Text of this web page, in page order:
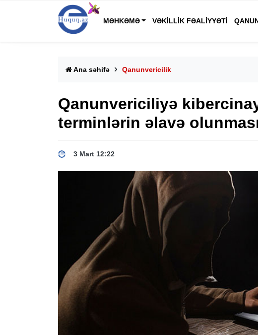
MƏHKƏMƏ VƏKILLIK FƏALIYYƏTI
Ana səhifə Qanunvericilik
Qanunvericiliyə
terminlərin əlavə
3 Mart 12:22